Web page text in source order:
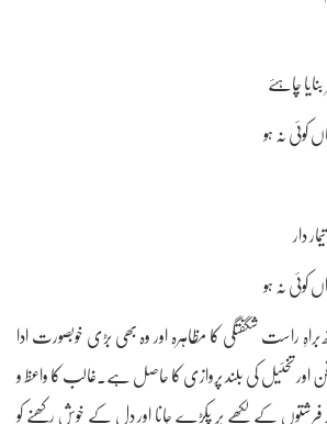
چاہئے
کوئی نہ ہو
دار
کوئی نہ ہو
راست شگفتگی کا مظاہرہ اور وہ بھی بڑی خوبصورت ادا
اور تخئیل کی بلند پروازی کا حاصل ہے۔غالب کا واعظ و
فرشتوں کے لکھے پر پکڑے جانا اور دل کے خوش رکھنے کو